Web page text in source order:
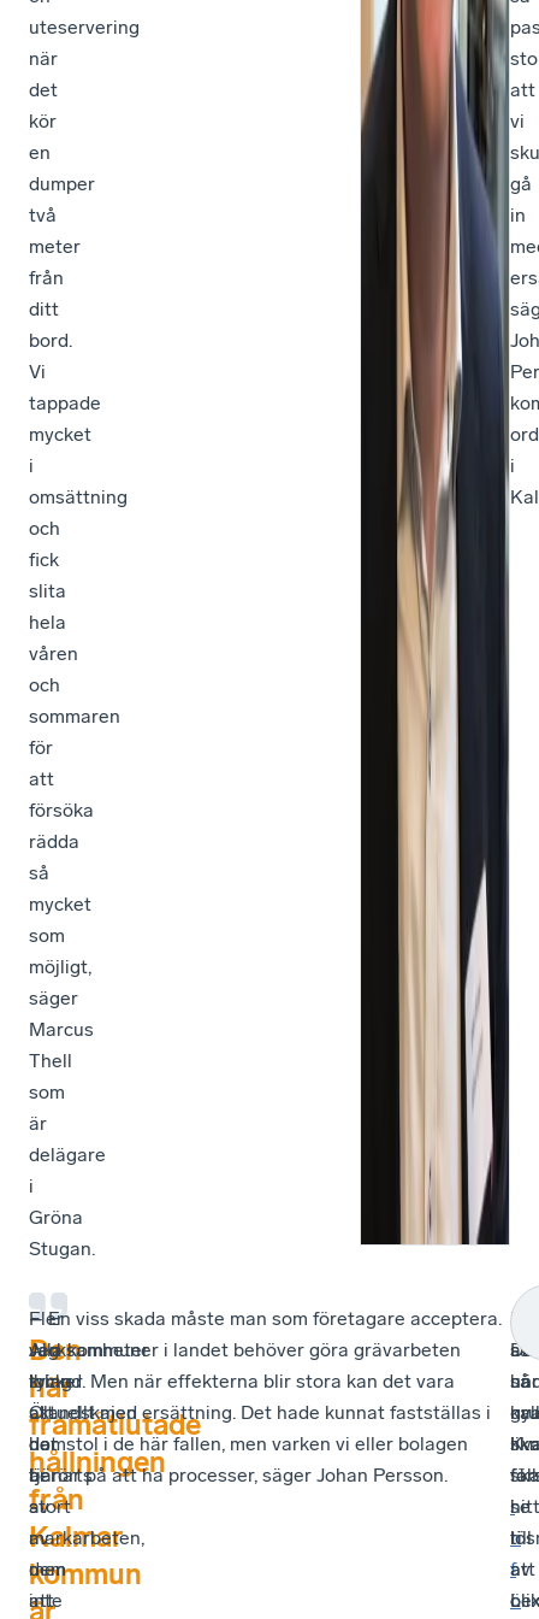
uteservering
när
det
kör
en
dumper
två
meter
från
ditt
bord.
Vi
tappade
mycket
i
omsättning
och
fick
slita
hela
våren
och
sommaren
för
att
försöka
rädda
så
mycket
som
möjligt,
säger
Marcus
Thell
som
är
delägare
i
Gröna
Stugan.
att
vi
gå
in
i
Den
här
framåtlutade
hållningen
från
Kalmar
kommun
är
–
Jag
tycker
att
det
är
stort
av
dem
att
Fler
verksamheter
kring
Ölandskajen
har
berörts
av
markarbeten,
men
inte
– En viss skada måste man som företagare acceptera.
Alla kommuner i landet behöver göra grävarbeten
ibland. Men när effekterna blir stora kan det vara
aktuellt med ersättning. Det hade kunnat fastställas i
domstol i de här fallen, men varken vi eller bolagen
tjänar på att ha processer, säger Johan Persson.
För
att
fall
i
n
f
ö
En
så
ska
se
till
att
–
här
ska
av